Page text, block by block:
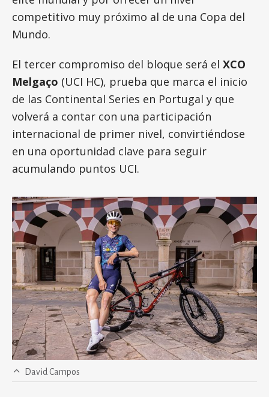
competitivo muy próximo al de una Copa del
Mundo.
El tercer compromiso del bloque será el XCO
Melgaço (UCI HC), prueba que marca el inicio
de las Continental Series en Portugal y que
volverá a contar con una participación
internacional de primer nivel, convirtiéndose
en una oportunidad clave para seguir
acumulando puntos UCI.
David Campos